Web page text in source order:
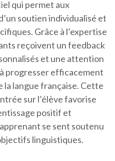
qui permet aux
soutien individualisé et
Grâce à l’expertise
reçoivent un feedback
et une attention
progresser efficacement
la langue française. Cette
sur l’élève favorise
positif et
se sent soutenu
linguistiques.